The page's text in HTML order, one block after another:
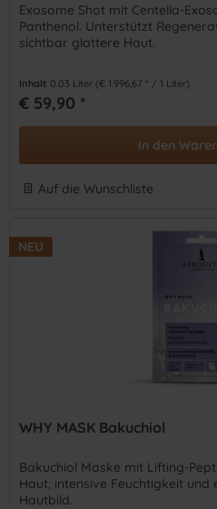
Exosome Shot mit Centella-
Panthenol. Unterstützt
sichtbar glattere Haut.
Inhalt 0.03 Liter (€ 1.996,67 * / 1 Liter)
€ 59,90 *
In den
Auf die Wunschliste
NEU
WHY MASK Bakuchiol
Bakuchiol Maske mit Lifting-
Haut, intensive Feuchtigkeit
Hautbild.